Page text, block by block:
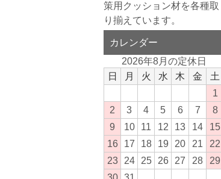
策用クッション材を各種取
り揃えています。
カレンダー
2026年8月の定休日
日
月 火 水 木 金
土
1
2
3 4 5 6 7
8
9
10 11 12 13 14
15
16
17 18 19 20 21
22
23
24 25 26 27 28
29